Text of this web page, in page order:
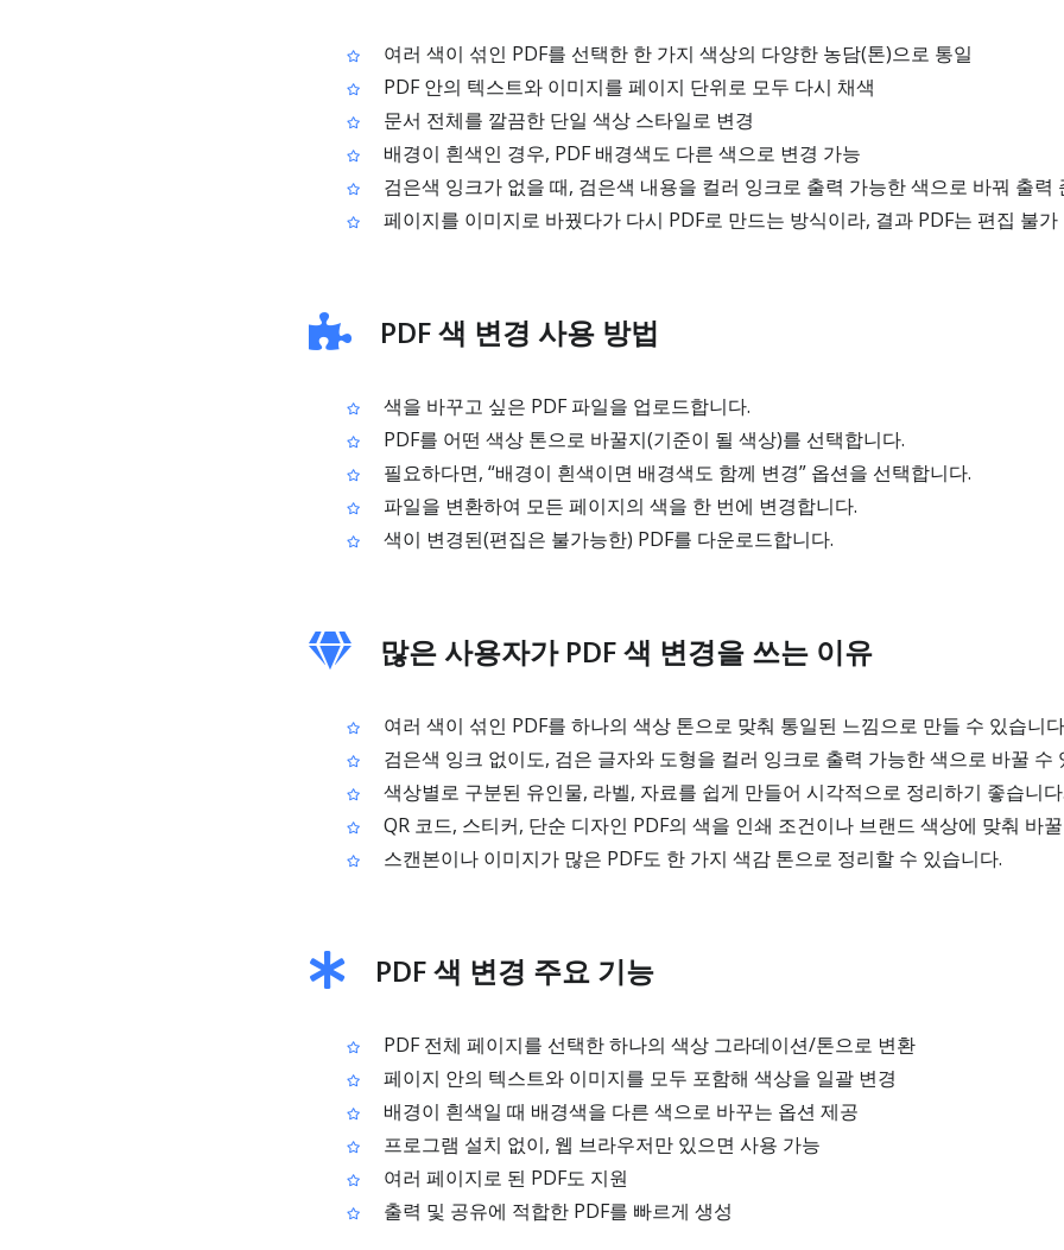
여러 색이 섞인 PDF를 선택한 한 가지 색상의 다양한 농담(톤)으로 통일
PDF 안의 텍스트와 이미지를 페이지 단위로 모두 다시 채색
문서 전체를 깔끔한 단일 색상 스타일로 변경
배경이 흰색인 경우, PDF 배경색도 다른 색으로 변경 가능
검은색 잉크가 없을 때, 검은색 내용을 컬러 잉크로 출력 가능한 색으로 바꿔 출력
페이지를 이미지로 바꿨다가 다시 PDF로 만드는 방식이라, 결과 PDF는 편집 불가
PDF 색 변경 사용 방법
색을 바꾸고 싶은 PDF 파일을 업로드합니다.
PDF를 어떤 색상 톤으로 바꿀지(기준이 될 색상)를 선택합니다.
필요하다면, “배경이 흰색이면 배경색도 함께 변경” 옵션을 선택합니다.
파일을 변환하여 모든 페이지의 색을 한 번에 변경합니다.
색이 변경된(편집은 불가능한) PDF를 다운로드합니다.
많은 사용자가 PDF 색 변경을 쓰는 이유
여러 색이 섞인 PDF를 하나의 색상 톤으로 맞춰 통일된 느낌으로 만들 수 있습니
검은색 잉크 없이도, 검은 글자와 도형을 컬러 잉크로 출력 가능한 색으로 바꿀 수
색상별로 구분된 유인물, 라벨, 자료를 쉽게 만들어 시각적으로 정리하기 좋습니
QR 코드, 스티커, 단순 디자인 PDF의 색을 인쇄 조건이나 브랜드 색상에 맞춰 바
스캔본이나 이미지가 많은 PDF도 한 가지 색감 톤으로 정리할 수 있습니다.
PDF 색 변경 주요 기능
PDF 전체 페이지를 선택한 하나의 색상 그라데이션/톤으로 변환
페이지 안의 텍스트와 이미지를 모두 포함해 색상을 일괄 변경
배경이 흰색일 때 배경색을 다른 색으로 바꾸는 옵션 제공
프로그램 설치 없이, 웹 브라우저만 있으면 사용 가능
여러 페이지로 된 PDF도 지원
출력 및 공유에 적합한 PDF를 빠르게 생성